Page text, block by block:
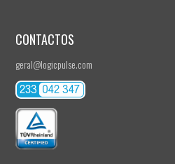
CONTACTOS
geral@logicpulse.com